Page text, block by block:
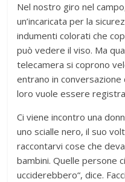
Nel nostro giro nel
un’incaricata per la
indumenti colorati che
può vedere il viso. Ma
telecamera si coprono
entrano in conversazione
loro vuole essere
Ci viene incontro una
uno scialle nero, il suo
raccontarvi cose che
bambini. Quelle persone
ucciderebbero“, dice.